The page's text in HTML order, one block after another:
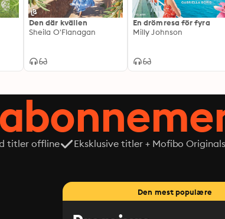
Den där kvällen
Sheila O'Flanagan
En drömresa för fyra
Milly Johnson
titler offline Eksklusive titler + Mofibo Originals
Den mest populære